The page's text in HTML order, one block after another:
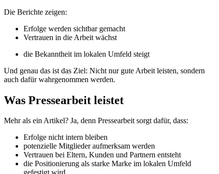
Die Berichte zeigen:
Erfolge werden sichtbar gemacht
Vertrauen in die Arbeit wächst
die Bekanntheit im lokalen Umfeld steigt
Und genau das ist das Ziel: Nicht nur gute Arbeit leisten, sondern
auch dafür wahrgenommen werden.
Was Pressearbeit leistet
Mehr als ein Artikel? Ja, denn Pressearbeit sorgt dafür, dass:
Erfolge nicht intern bleiben
potenzielle Mitglieder aufmerksam werden
Vertrauen bei Eltern, Kunden und Partnern entsteht
die Positionierung als starke Marke im lokalen Umfeld